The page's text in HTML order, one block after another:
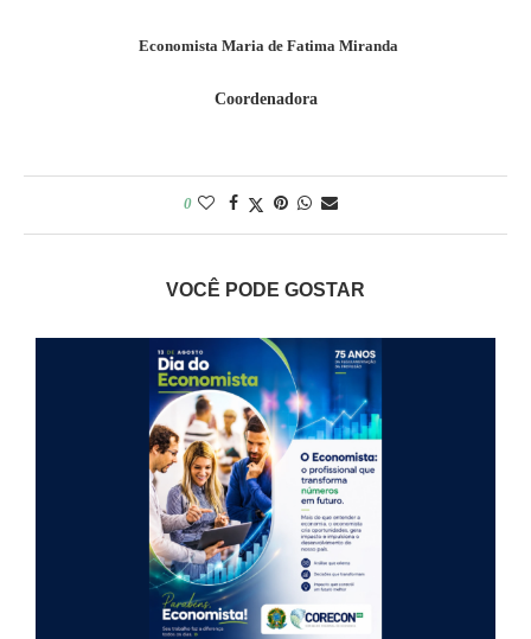
Economista Maria de Fatima Miranda
Coordenadora
0
VOCÊ PODE GOSTAR